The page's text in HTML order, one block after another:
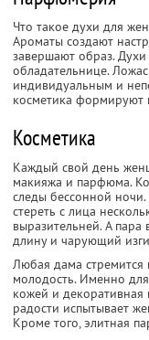
Что такое духи для
Ароматы создают
завершают образ. Духи
обладательнице.
индивидуальным и
косметика формируют
Косметика
Каждый свой день
макияжа и парфюма.
следы бессонной
стереть с лица
выразительней. А
длину и чарующий
Любая дама стремится
молодость. Именно
кожей и декоративная
радости испытывает
Кроме того, элитная